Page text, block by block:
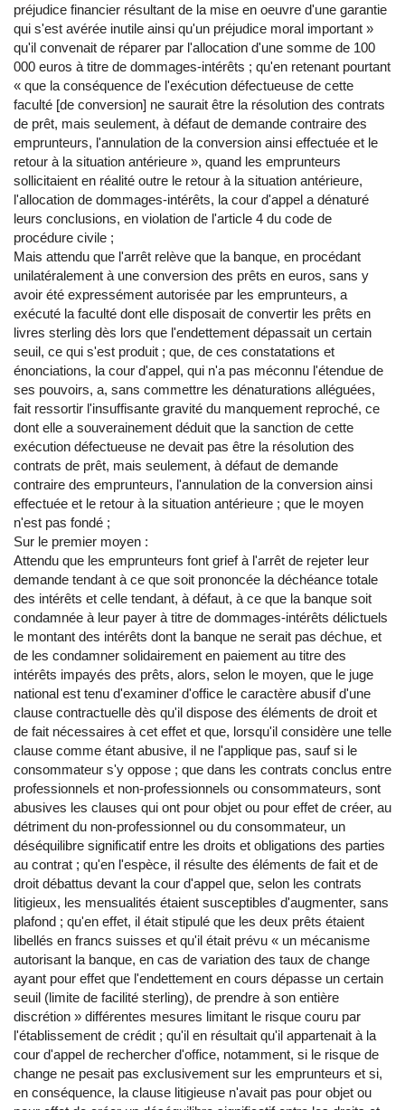
préjudice financier résultant de la mise en oeuvre d'une garantie
qui s'est avérée inutile ainsi qu'un préjudice moral important »
qu'il convenait de réparer par l'allocation d'une somme de 100
000 euros à titre de dommages-intérêts ; qu'en retenant pourtant
« que la conséquence de l'exécution défectueuse de cette
faculté [de conversion] ne saurait être la résolution des contrats
de prêt, mais seulement, à défaut de demande contraire des
emprunteurs, l'annulation de la conversion ainsi effectuée et le
retour à la situation antérieure », quand les emprunteurs
sollicitaient en réalité outre le retour à la situation antérieure,
l'allocation de dommages-intérêts, la cour d'appel a dénaturé
leurs conclusions, en violation de l'article 4 du code de
procédure civile ;
Mais attendu que l'arrêt relève que la banque, en procédant
unilatéralement à une conversion des prêts en euros, sans y
avoir été expressément autorisée par les emprunteurs, a
exécuté la faculté dont elle disposait de convertir les prêts en
livres sterling dès lors que l'endettement dépassait un certain
seuil, ce qui s'est produit ; que, de ces constatations et
énonciations, la cour d'appel, qui n'a pas méconnu l'étendue de
ses pouvoirs, a, sans commettre les dénaturations alléguées,
fait ressortir l'insuffisante gravité du manquement reproché, ce
dont elle a souverainement déduit que la sanction de cette
exécution défectueuse ne devait pas être la résolution des
contrats de prêt, mais seulement, à défaut de demande
contraire des emprunteurs, l'annulation de la conversion ainsi
effectuée et le retour à la situation antérieure ; que le moyen
n'est pas fondé ;
Sur le premier moyen :
Attendu que les emprunteurs font grief à l'arrêt de rejeter leur
demande tendant à ce que soit prononcée la déchéance totale
des intérêts et celle tendant, à défaut, à ce que la banque soit
condamnée à leur payer à titre de dommages-intérêts délictuels
le montant des intérêts dont la banque ne serait pas déchue, et
de les condamner solidairement en paiement au titre des
intérêts impayés des prêts, alors, selon le moyen, que le juge
national est tenu d'examiner d'office le caractère abusif d'une
clause contractuelle dès qu'il dispose des éléments de droit et
de fait nécessaires à cet effet et que, lorsqu'il considère une telle
clause comme étant abusive, il ne l'applique pas, sauf si le
consommateur s'y oppose ; que dans les contrats conclus entre
professionnels et non-professionnels ou consommateurs, sont
abusives les clauses qui ont pour objet ou pour effet de créer, au
détriment du non-professionnel ou du consommateur, un
déséquilibre significatif entre les droits et obligations des parties
au contrat ; qu'en l'espèce, il résulte des éléments de fait et de
droit débattus devant la cour d'appel que, selon les contrats
litigieux, les mensualités étaient susceptibles d'augmenter, sans
plafond ; qu'en effet, il était stipulé que les deux prêts étaient
libellés en francs suisses et qu'il était prévu « un mécanisme
autorisant la banque, en cas de variation des taux de change
ayant pour effet que l'endettement en cours dépasse un certain
seuil (limite de facilité sterling), de prendre à son entière
discrétion » différentes mesures limitant le risque couru par
l'établissement de crédit ; qu'il en résultait qu'il appartenait à la
cour d'appel de rechercher d'office, notamment, si le risque de
change ne pesait pas exclusivement sur les emprunteurs et si,
en conséquence, la clause litigieuse n'avait pas pour objet ou